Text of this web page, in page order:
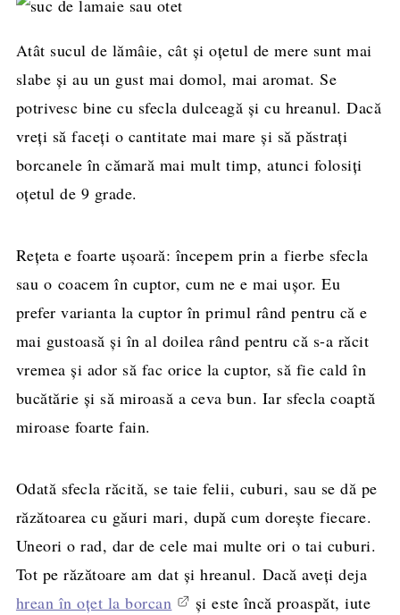
Atât sucul de lămâie, cât și oţetul de mere sunt mai
slabe şi au un gust mai domol, mai aromat. Se
potrivesc bine cu sfecla dulceagă şi cu hreanul. Dacă
vreţi să faceţi o cantitate mai mare şi să păstraţi
borcanele în cămară mai mult timp, atunci folosiţi
oţetul de 9 grade.
Reţeta e foarte uşoară: începem prin a fierbe sfecla
sau o coacem în cuptor, cum ne e mai uşor. Eu
prefer varianta la cuptor în primul rând pentru că e
mai gustoasă şi în al doilea rând pentru că s-a răcit
vremea şi ador să fac orice la cuptor, să fie cald în
bucătărie şi să miroasă a ceva bun. Iar sfecla coaptă
miroase foarte fain.
Odată sfecla răcită, se taie felii, cuburi, sau se dă pe
răzătoarea cu găuri mari, după cum doreşte fiecare.
Uneori o rad, dar de cele mai multe ori o tai cuburi.
Tot pe răzătoare am dat şi hreanul. Dacă aveți deja
hrean în oțet la borcan
și este încă proaspăt, iute